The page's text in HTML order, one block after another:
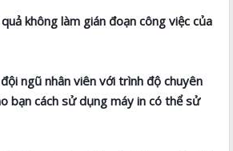
không làm gián đoạn công việc của
ngũ nhân viên với trình độ chuyên
bạn cách sử dụng máy in có thể sử